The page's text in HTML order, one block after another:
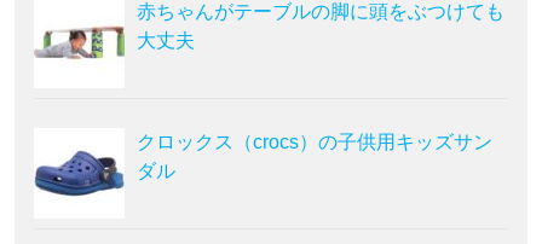
赤ちゃんがテーブルの脚に頭をぶつけても
大丈夫
クロックス（crocs）の子供用キッズサン
ダル